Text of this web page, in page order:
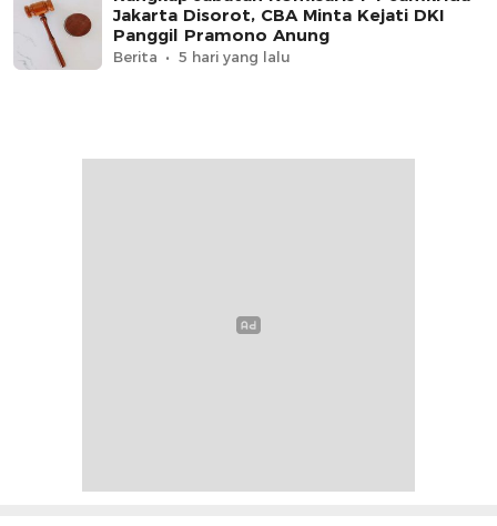
Jakarta Disorot, CBA Minta Kejati DKI
Panggil Pramono Anung
Berita 5 hari yang lalu